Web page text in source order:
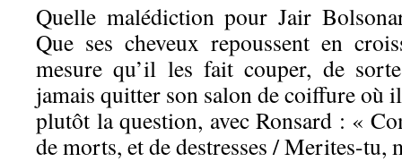
Quelle malédiction pour Jair
Que ses cheveux repoussent en
mesure qu’il les fait couper, de
jamais quitter son salon de coiffure où
plutôt la question, avec Ronsard : «
de morts, et de destresses / Merites-tu,